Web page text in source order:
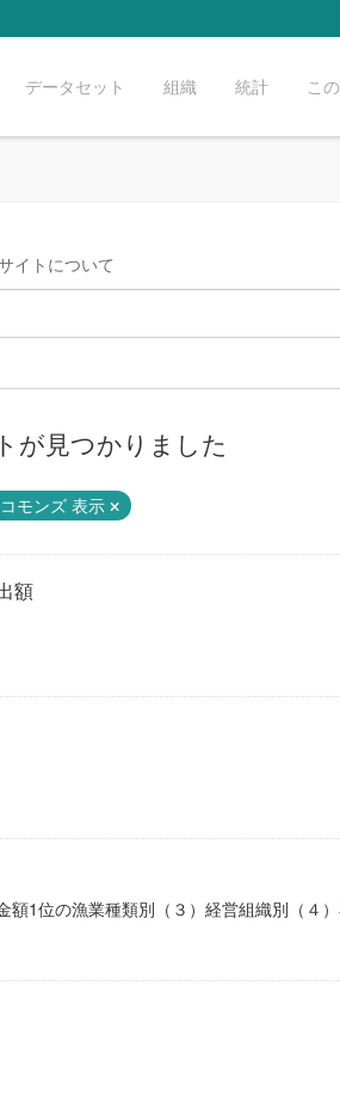
データセット 組織 統計 こ
イトについて
が見つかりました
モンズ 表示
額
額1位の漁業種類別（３）経営組織別（４